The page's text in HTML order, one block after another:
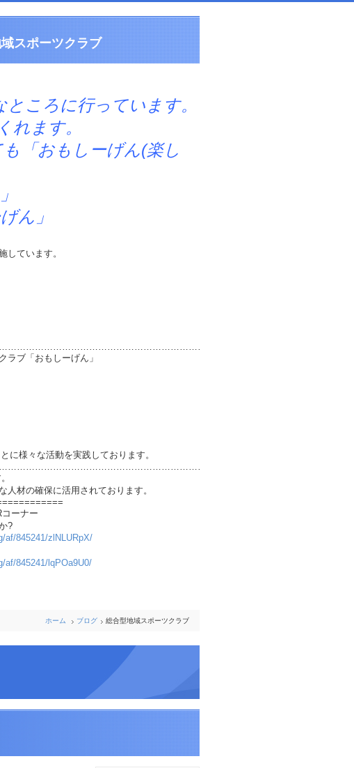
スポーツクラブ
ころに行っています。
ます。
もしーげん(楽し
」
しています。
しーげん」
を実践しております。
材の確保に活用されております。
ナー
?
af/845241/zlNLURpX/
af/845241/lqPOa9U0/
ホーム ブログ 総合型地域スポーツクラブ